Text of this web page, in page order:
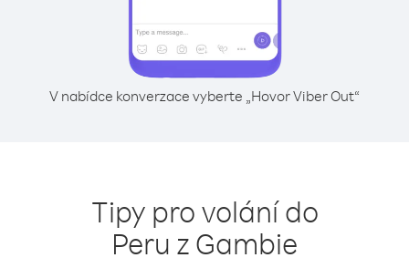
V nabídce konverzace vyberte „Hovor Viber Out“
Tipy pro volání do
Peru z Gambie